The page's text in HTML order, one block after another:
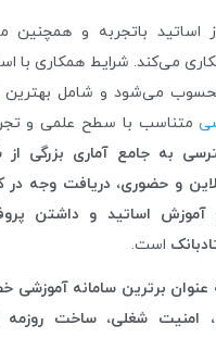
اساتید باتجربه و همچنین
می‌کند. شرایط همکاری با
می‌شود و شامل بهترین
متناسب با سطح علمی و
به جامع آماری بزرگی از
و حضوری، دریافت وجه در
آموزش اساتید و داشتن
است.
عنوان برترین سامانه
امنیت شغلی، ساخت روزمه